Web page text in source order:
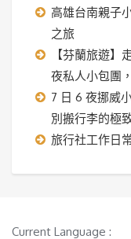
高雄台南親子
之旅
【芬蘭旅遊】
夜私人小包團
7 日 6 夜挪威
別搬行李的極
旅行社工作日
Current Language :